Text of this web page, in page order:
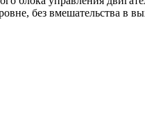
без вмешательства в